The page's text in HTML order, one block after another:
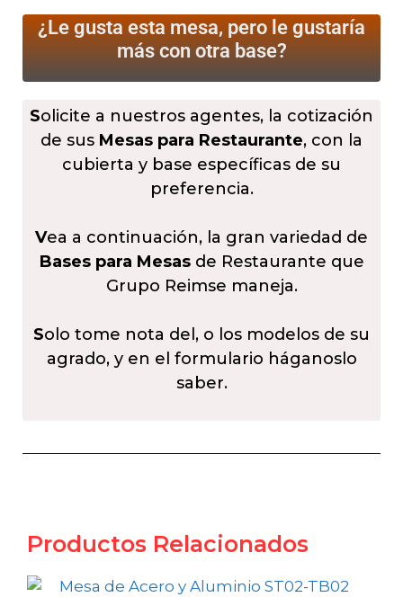
¿Le gusta esta mesa, pero le gustaría
más con otra base?
Solicite a nuestros agentes, la cotización
de sus Mesas para Restaurante, con la
cubierta y base específicas de su
preferencia.
Vea a continuación, la gran variedad de
Bases para Mesasde Restaurante que
Grupo Reimse maneja.
Solo tome nota del, o los modelos de su
agrado, y en el formulario háganoslo
saber.
Productos Relacionados